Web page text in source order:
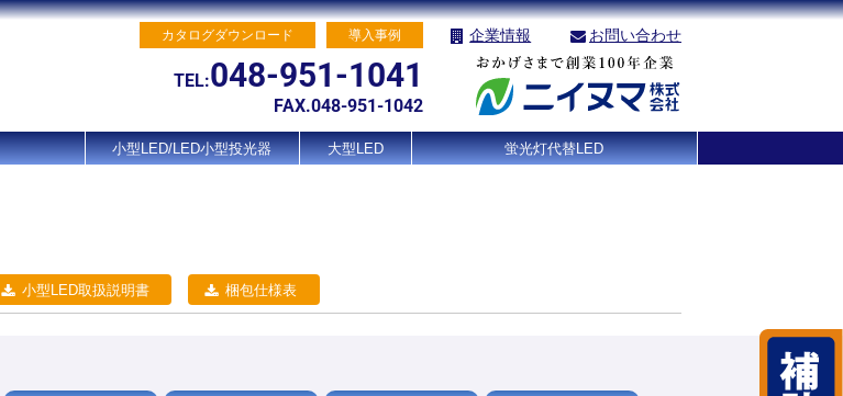
カタログダウンロード 導入事例
TEL:048-951-1041
FAX.048-951-1042
企業情報 お問い合わせ
小型LED/LED小型投光器 大型LED 蛍光灯代替LED
小型LED取扱説明書 梱包仕様表